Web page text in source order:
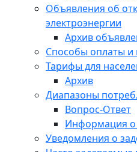
Объявления об
электроэнергии
Архив
Способы оплаты и
Тарифы для
Архив
Диапазоны
Вопрос-Ответ
Информация о
Уведомления о